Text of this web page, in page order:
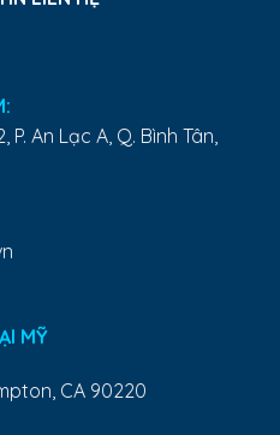
An Lạc A, Q. Bình Tân,
MỸ
CA 90220